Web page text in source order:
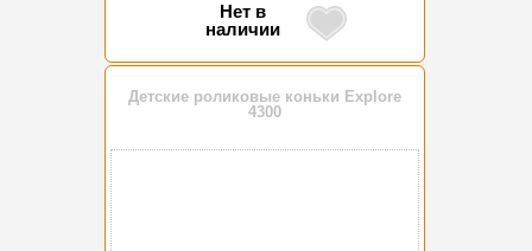
Нет в
наличии
Детские роликовые коньки Explore
4300